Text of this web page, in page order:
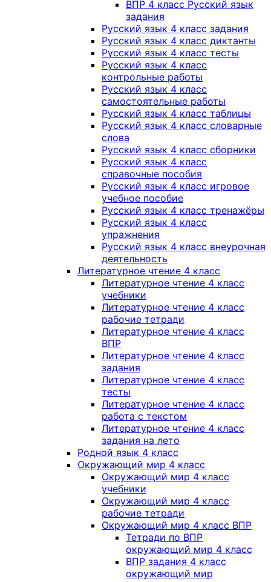
ВПР 4 класс Русский язык
задания
Русский язык 4 класс задания
Русский язык 4 класс диктанты
Русский язык 4 класс тесты
Русский язык 4 класс
контрольные работы
Русский язык 4 класс
самостоятельные работы
Русский язык 4 класс таблицы
Русский язык 4 класс словарные
слова
Русский язык 4 класс сборники
Русский язык 4 класс
справочные пособия
Русский язык 4 класс игровое
учебное пособие
Русский язык 4 класс тренажёры
Русский язык 4 класс
упражнения
Русский язык 4 класс внеурочная
деятельность
Литературное чтение 4 класс
Литературное чтение 4 класс
учебники
Литературное чтение 4 класс
рабочие тетради
Литературное чтение 4 класс
ВПР
Литературное чтение 4 класс
задания
Литературное чтение 4 класс
тесты
Литературное чтение 4 класс
работа с текстом
Литературное чтение 4 класс
задания на лето
Родной язык 4 класс
Окружающий мир 4 класс
Окружающий мир 4 класс
учебники
Окружающий мир 4 класс
рабочие тетради
Окружающий мир 4 класс ВПР
Тетради по ВПР
окружающий мир 4 класс
ВПР задания 4 класс
окружающий мир